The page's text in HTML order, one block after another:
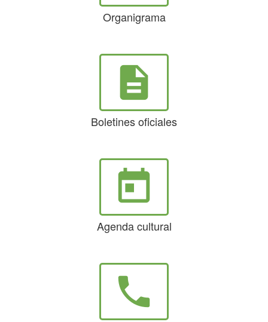
Organigrama
description
Boletines oficiales
today
Agenda cultural
phone